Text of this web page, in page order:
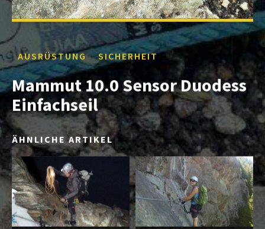
AUSRÜSTUNG SICHERHEIT
Mammut 10.0 Sensor Duodess
Einfachseil
ÄHNLICHE ARTIKEL